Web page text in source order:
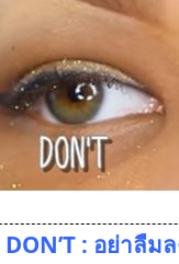
DON’T : อย่าลืม